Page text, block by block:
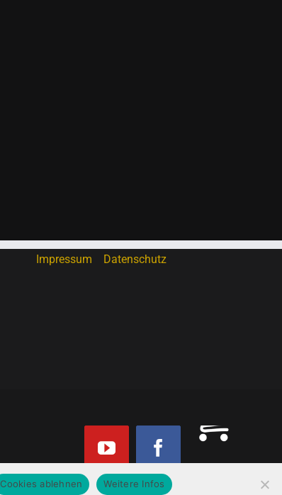
Impressum Datenschutz
YouTubeFacebook
Cookies ablehnen Weitere Infos